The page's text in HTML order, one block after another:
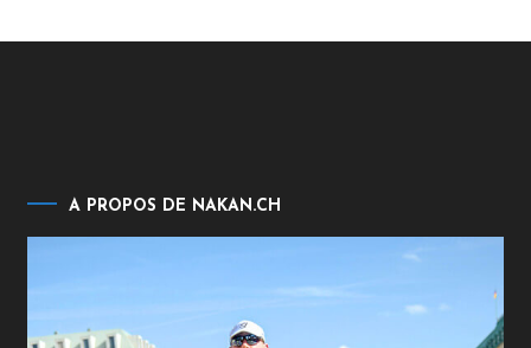
A PROPOS DE NAKAN.CH